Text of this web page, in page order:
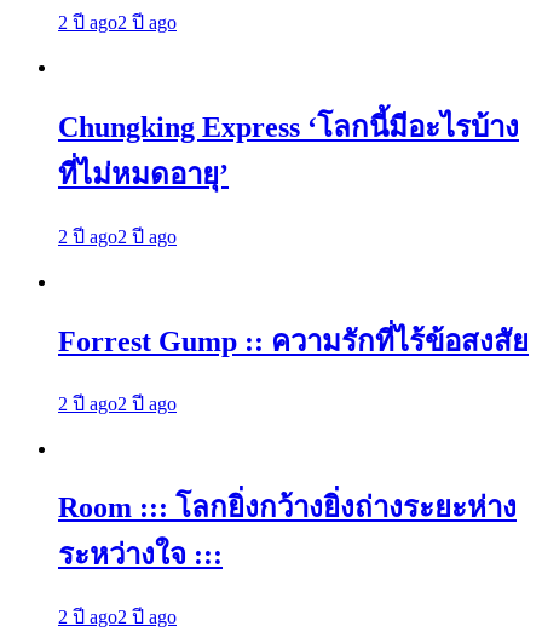
2 ปี ago2 ปี ago
Chungking Express ‘โลกนี้มีอะไรบ้าง
ที่ไม่หมดอายุ’
2 ปี ago2 ปี ago
Forrest Gump :: ความรักที่ไร้ข้อสงสัย
2 ปี ago2 ปี ago
Room ::: โลกยิ่งกว้างยิ่งถ่างระยะห่าง
ระหว่างใจ :::
2 ปี ago2 ปี ago